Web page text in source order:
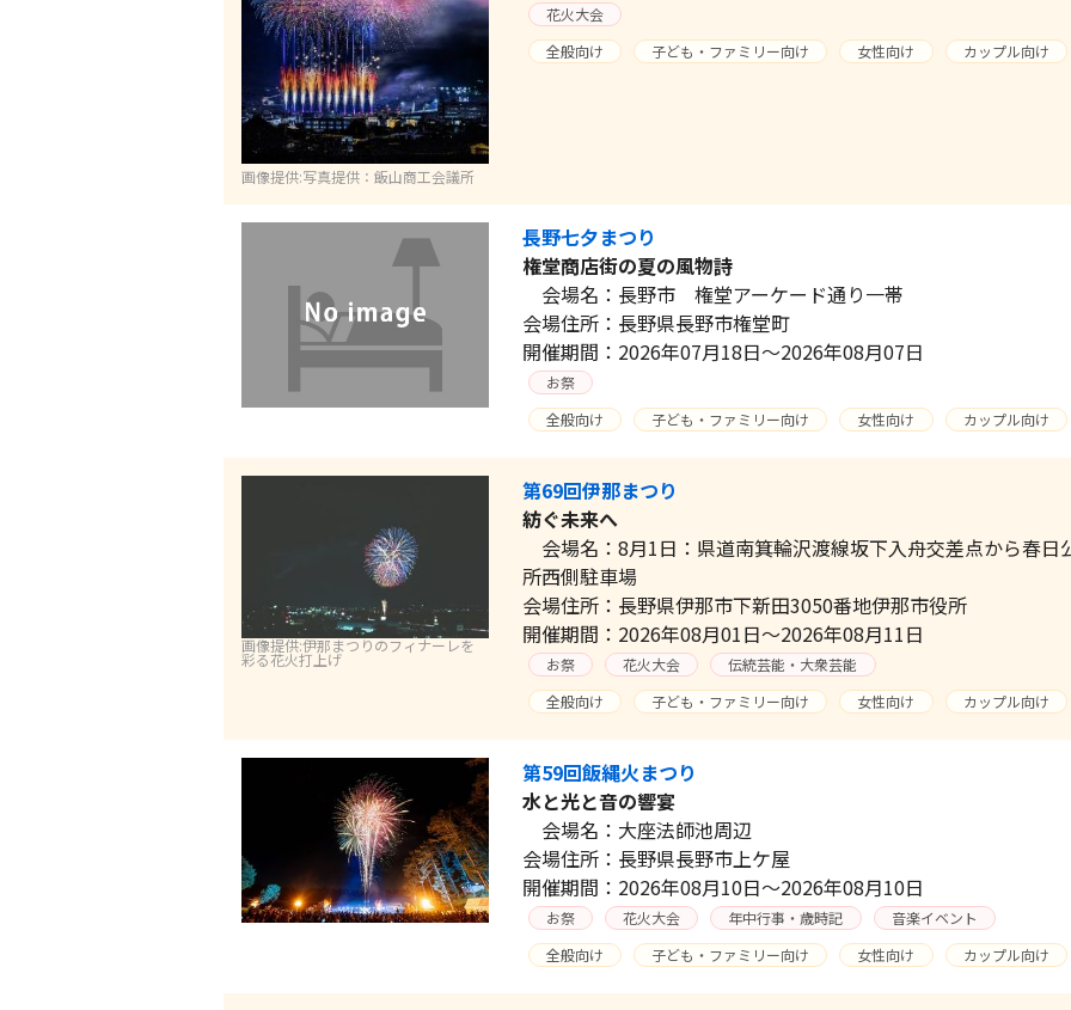
画像提供:写真提供：飯山商工会議所
花火大会
全般向け
子ども・ファミリー向け 女性向け カップル向け
長野七夕まつり
権堂商店街の夏の風物詩
会場名：長野市 権堂アーケード通り一帯
会場住所：長野県長野市権堂町
開催期間：2026年07月18日～2026年08月07日
お祭
全般向け
子ども・ファミリー向け 女性向け カップル向け
画像提供:伊那まつりのフィナーレを
彩る花火打上げ
第69回伊那まつり
紡ぐ未来へ
会場名：8月1日：県道南箕輪沢渡線坂下入舟交差点から春日
所西側駐車場
会場住所：長野県伊那市下新田3050番地伊那市役所
開催期間：2026年08月01日～2026年08月11日
お祭 花火大会
伝統芸能・大衆芸能
全般向け
子ども・ファミリー向け 女性向け カップル向け
第59回飯縄火まつり
水と光と音の響宴
会場名：大座法師池周辺
会場住所：長野県長野市上ケ屋
開催期間：2026年08月10日～2026年08月10日
お祭 花火大会 年中行事・歳時記
音楽イベント
全般向け
子ども・ファミリー向け 女性向け カップル向け